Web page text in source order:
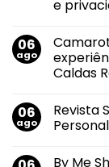
antecipa
compra
primeiro
imóvel
e
impulsiona
mudanças
imobiliário
e
em
Callink
conquista
suas
práticas
de
informação
06
ago
Caldas
em
Camarote
Premium
de
06
ago
Revista
em
By Me